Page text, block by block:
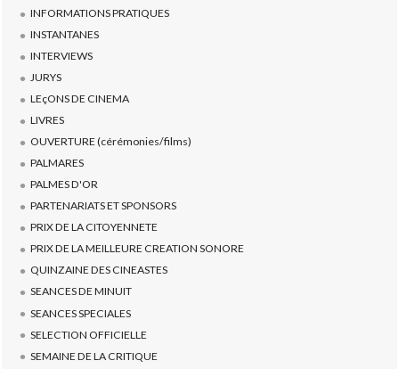
INFORMATIONS PRATIQUES
INSTANTANES
INTERVIEWS
JURYS
LEçONS DE CINEMA
LIVRES
OUVERTURE (cérémonies/films)
PALMARES
PALMES D'OR
PARTENARIATS ET SPONSORS
PRIX DE LA CITOYENNETE
PRIX DE LA MEILLEURE CREATION SONORE
QUINZAINE DES CINEASTES
SEANCES DE MINUIT
SEANCES SPECIALES
SELECTION OFFICIELLE
SEMAINE DE LA CRITIQUE